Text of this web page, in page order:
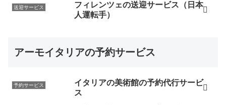
送迎サービス
フィレンツェの送迎サービス（日本
人運転手）
アーモイタリアの予約サービス
予約サービス
イタリアの美術館の予約代行サービ
ス